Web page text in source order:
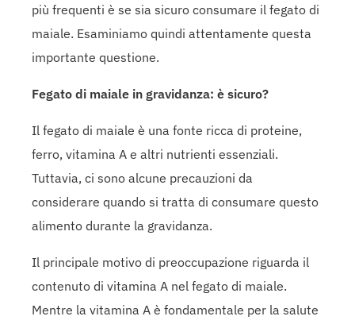
più frequenti è se sia sicuro consumare il fegato di
maiale. Esaminiamo quindi attentamente questa
importante questione.
Fegato di maiale in gravidanza: è sicuro?
Il fegato di maiale è una fonte ricca di proteine,
ferro, vitamina A e altri nutrienti essenziali.
Tuttavia, ci sono alcune precauzioni da
considerare quando si tratta di consumare questo
alimento durante la gravidanza.
Il principale motivo di preoccupazione riguarda il
contenuto di vitamina A nel fegato di maiale.
Mentre la vitamina A è fondamentale per la salute